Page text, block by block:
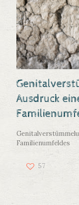
Ausdruck
Familienumfeldes
57